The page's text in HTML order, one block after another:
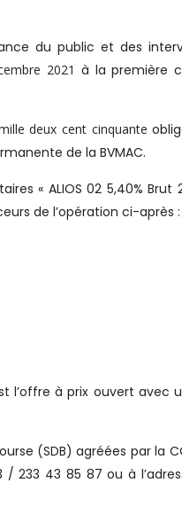
du public et des
2021 à la première
deux cent cinquante
de la BVMAC.
« ALIOS 02 5,40% Brut
de l’opération ci-après :
l’offre à prix ouvert avec
(SDB) agréées par la
/ 233 43 85 87 ou à